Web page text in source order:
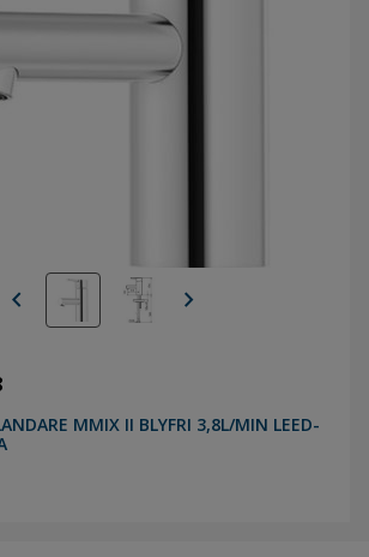
chevron_left chevron_right
MMIX II BLYFRI 3,8L/MIN LEED-